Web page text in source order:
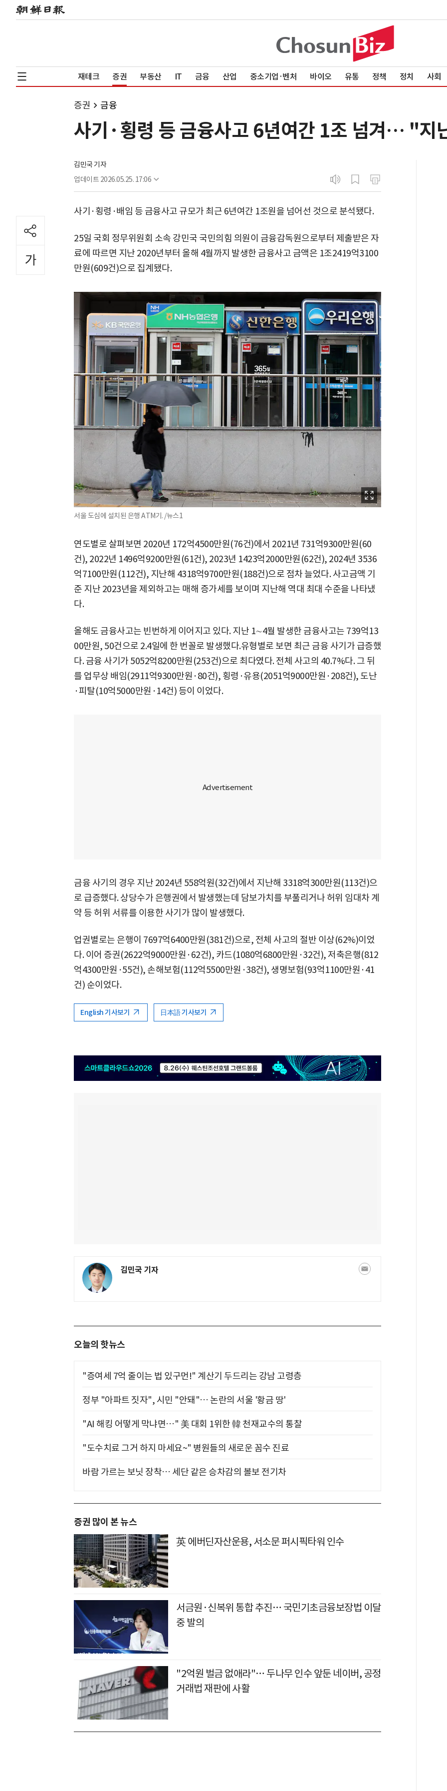
재테크 증권 부동산 IT 금융 산업 중소기업·벤처 바이오 유통 정책 정치 사회
증권 금융
사기·횡령 등 금융사고 6년여간 1조 넘겨… "지
김민국 기자
업데이트 2026.05.25. 17:06
사기·횡령·배임 등 금융사고 규모가 최근 6년여간 1조원을 넘어선 것으로 분석됐다.
25일 국회 정무위원회 소속 강민국 국민의힘 의원이 금융감독원으로부터 제출받은 자
료에 따르면 지난 2020년부터 올해 4월까지 발생한 금융사고 금액은 1조2419억3100
만원(609건)으로 집계됐다.
서울 도심에 설치된 은행 ATM기. /뉴스1
연도별로 살펴보면 2020년 172억4500만원(76건)에서 2021년 731억9300만원(60
건), 2022년 1496억9200만원(61건), 2023년 1423억2000만원(62건), 2024년 3536
억7100만원(112건), 지난해 4318억9700만원(188건)으로 점차 늘었다. 사고금액 기
준 지난 2023년을 제외하고는 매해 증가세를 보이며 지난해 역대 최대 수준을 나타냈
다.
올해도 금융사고는 빈번하게 이어지고 있다. 지난 1∼4월 발생한 금융사고는 739억13
00만원, 50건으로 2.4일에 한 번꼴로 발생했다.유형별로 보면 최근 금융 사기가 급증했
다. 금융 사기가 5052억8200만원(253건)으로 최다였다. 전체 사고의 40.7%다. 그 뒤
를 업무상 배임(2911억9300만원·80건), 횡령·유용(2051억9000만원·208건), 도난
·피탈(10억5000만원·14건) 등이 이었다.
금융 사기의 경우 지난 2024년 558억원(32건)에서 지난해 3318억300만원(113건)으
로 급증했다. 상당수가 은행권에서 발생했는데 담보가치를 부풀리거나 허위 임대차 계
약 등 허위 서류를 이용한 사기가 많이 발생했다.
업권별로는 은행이 7697억6400만원(381건)으로, 전체 사고의 절반 이상(62%)이었
다. 이어 증권(2622억9000만원·62건), 카드(1080억6800만원·32건), 저축은행(812
억4300만원·55건), 손해보험(112억5500만원·38건), 생명보험(93억1100만원·41
건) 순이었다.
English 기사보기 日本語 기사보기
김민국 기자
오늘의 핫뉴스
"증여세 7억 줄이는 법 있구먼!" 계산기 두드리는 강남 고령층
정부 "아파트 짓자", 시민 "안돼"… 논란의 서울 '황금 땅'
"AI 해킹 어떻게 막냐면…" 美 대회 1위한 韓 천재교수의 통찰
"도수치료 그거 하지 마세요~" 병원들의 새로운 꼼수 진료
바람 가르는 보닛 장착… 세단 같은 승차감의 볼보 전기차
증권 많이 본 뉴스
英 에버딘자산운용, 서소문 퍼시픽타워 인수
서금원·신복위 통합 추진… 국민기초금융보장법 이달
중 발의
"2억원 벌금 없애라"… 두나무 인수 앞둔 네이버, 공정
거래법 재판에 사활